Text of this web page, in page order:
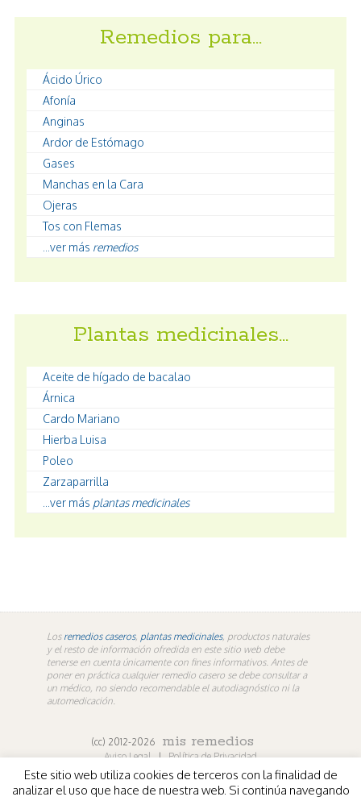
Remedios para…
Ácido Úrico
Afonía
Anginas
Ardor de Estómago
Gases
Manchas en la Cara
Ojeras
Tos con Flemas
...ver más remedios
Plantas medicinales…
Aceite de hígado de bacalao
Árnica
Cardo Mariano
Hierba Luisa
Poleo
Zarzaparrilla
...ver más plantas medicinales
Los remedios caseros, plantas medicinales, productos naturales
y el resto de información ofredida en este sitio web debe
tenerse en cuenta únicamente con fines informativos. Antes de
poner en práctica cualquier remedio casero se debe consultar a
un médico, no siendo recomendable el autodiagnóstico ni la
automedicación.
(cc) 2012-2026 mis remedios
Aviso Legal | Política de Privacidad
En los contenidos propios de misremedios. En vídeos y
Este sitio web utiliza cookies de terceros con la finalidad de
analizar el uso que hace de nuestra web. Si continúa navegando